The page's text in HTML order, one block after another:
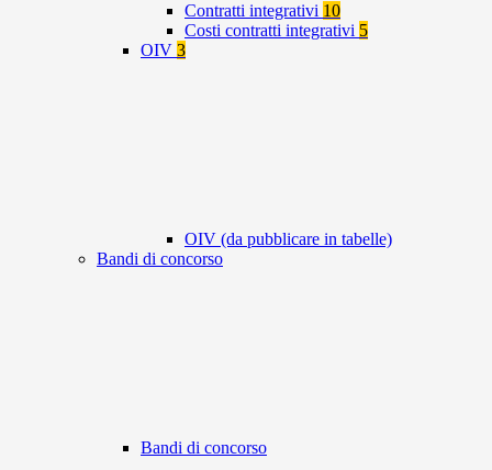
Contratti integrativi 10
Costi contratti integrativi 5
OIV 3
OIV (da pubblicare in tabelle)
Bandi di concorso
Bandi di concorso